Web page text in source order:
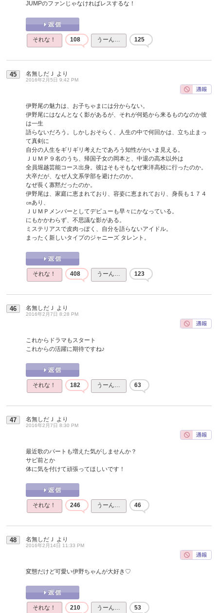
JUMPのファンじゃなければレスするな！
それな！ 108 うーん… 125
45 名無しだＪ より
2016年2月5日 9:42 PM
伊野尾の魅力は、お子ちゃまには分からない。
伊野尾にはなんとなく影があるが、それが何処から来るものなのか彼
は一生
語らないだろう。しかしおそらく、人生の中で何回かは、立ち止まっ
て真剣に
自分の人生をギリギリ考えたであろう知性がかいま見える。
ＪＵＭＰ９名のうち、帰国子女の岡本と、中退の高木以外は
全員堀越芸能コース出身。彼はそもそもなぜ東洋高校に行ったのか。
大卒だが、なぜ人文系学部を避けたのか。
なぜ長く寡黙だったのか。
伊野尾は、家庭に恵まれており、容姿に恵まれており、身長も１７４
㎝あり、
ＪＵＭＰメンバーとしてデビューも早々にかなっている。
にもかかわらず、不思議な影がある。
ミステリアスで皮肉っぽく、自分を語らないアイドル。
まったく新しいタイプのジャニーズ タレント。
それな！ 408 うーん… 123
46 名無しだＪ より
2016年2月7日 8:28 PM
これからドラマもスタート
これからの活躍に期待ですね♪
それな！ 182 うーん… 63
47 名無しだＪ より
2016年2月7日 8:30 PM
最近歌のパートも増えた気がしませんか？
サビ前とか
体に気を付けて頑張ってほしいです！
それな！ 246 うーん… 46
48 名無しだＪ より
2016年2月14日 11:33 PM
変態だけど可愛い伊野ちゃんが大好き♡
それな！ 210 うーん… 53